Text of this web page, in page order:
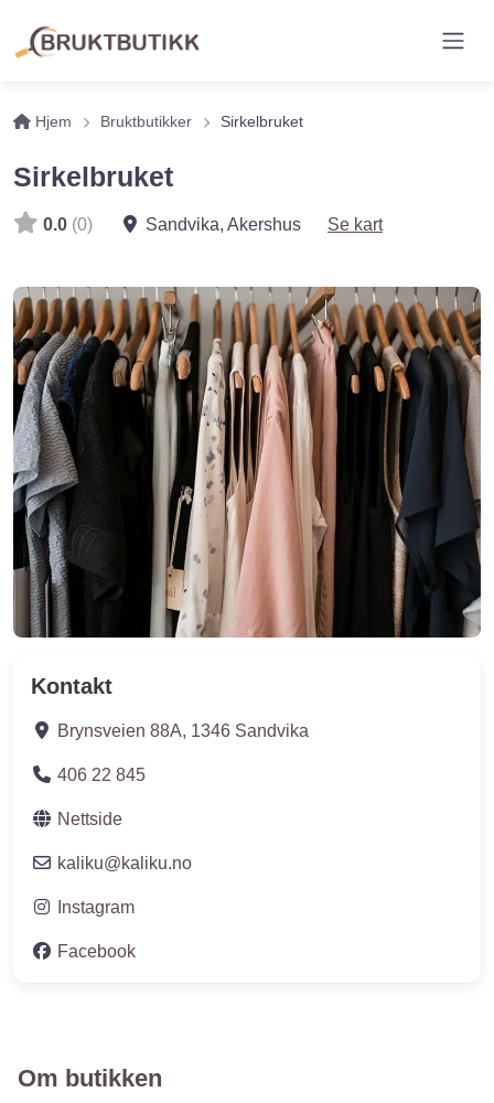
Hjem Bruktbutikker Sirkelbruket
Sirkelbruket
0.0 (0) Sandvika, Akershus Se kart
Kontakt
Brynsveien 88A, 1346 Sandvika
406 22 845
Nettside
kaliku@kaliku.no
Instagram
Facebook
Om butikken